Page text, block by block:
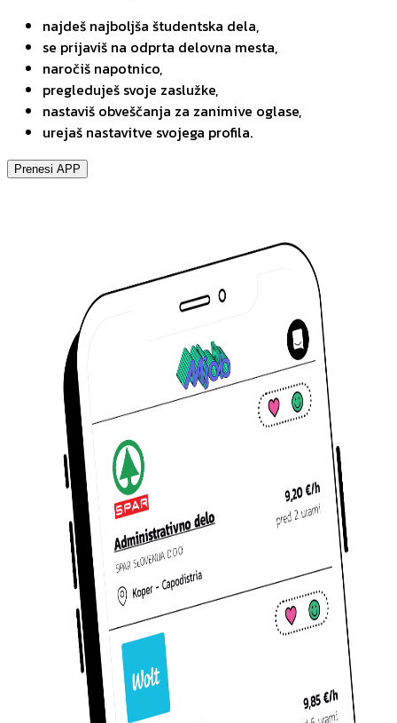
najdeš najboljša študentska dela,
se prijaviš na odprta delovna mesta,
naročiš napotnico,
pregleduješ svoje zaslužke,
nastaviš obveščanja za zanimive oglase,
urejaš nastavitve svojega profila.
Prenesi APP